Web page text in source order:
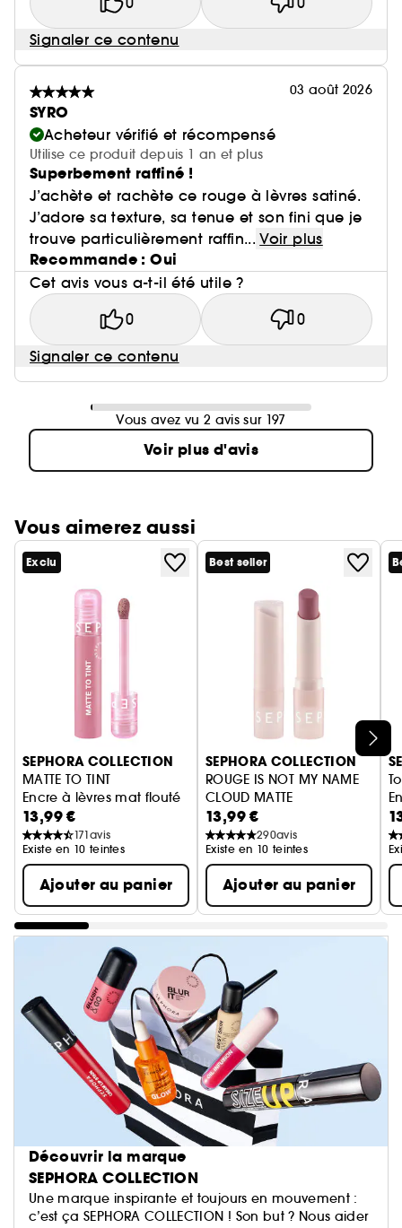
Signaler ce contenu
03 août 2026
SYRO
Acheteur vérifié et récompensé
Utilise ce produit depuis 1 an et plus
Superbement raffiné !
J’achète et rachète ce rouge à lèvres satiné.
J’adore sa texture, sa tenue et son fini que je
trouve particulièrement raffin... Voir plus
Recommande : Oui
Cet avis vous a-t-il été utile ?
0 0
Signaler ce contenu
Vous avez vu 2 avis sur 197
Voir plus d'avis
Vous aimerez aussi
Ignorer le carrousel produits
Exclu
SEPHORA COLLECTION
MATTE TO TINT
Encre à lèvres mat flouté
13,99 €
171avis
Existe en 10 teintes
Ajouter au panier
Best seller
SEPHORA COLLECTION
ROUGE IS NOT MY NAME
CLOUD MATTE
Rouge à lèvres mat floutant
13,99 €
290avis
Existe en 10 teintes
Ajouter au panier
Découvrir la marque
SEPHORA COLLECTION
Une marque inspirante et toujours en mouvement :
c’est ça SEPHORA COLLECTION ! Son but ? Nous aider